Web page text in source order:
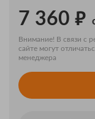
7 360 ₽
Внимание! В связи с
сайте могут
менеджера